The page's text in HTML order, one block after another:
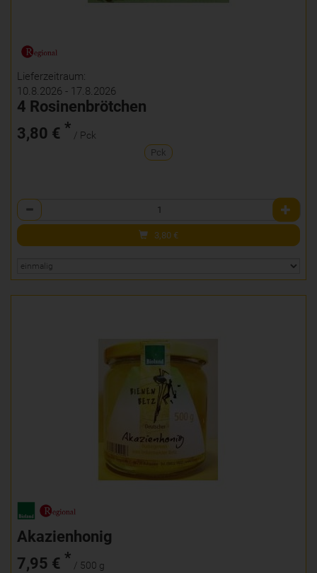
Lieferzeitraum:
10.8.2026 - 17.8.2026
4 Rosinenbrötchen
3,80 € * / Pck
Pck
Anzahl
3,80 €
Akazienhonig
7,95 € * / 500 g